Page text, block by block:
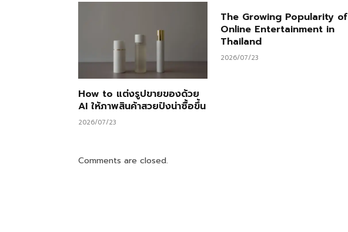
How to แต่งรูปขายของด้วย
AI ให้ภาพสินค้าสวยปังน่าซื้อขึ้น
2026/07/23
The Growing Popularity of
Online Entertainment in
Thailand
2026/07/23
Comments are closed.